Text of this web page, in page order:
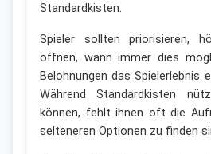
Standardkisten.
Spieler sollten priorisieren,
öffnen, wann immer dies
Belohnungen das Spielerlebnis
Während Standardkisten
können, fehlt ihnen oft die
selteneren Optionen zu finden